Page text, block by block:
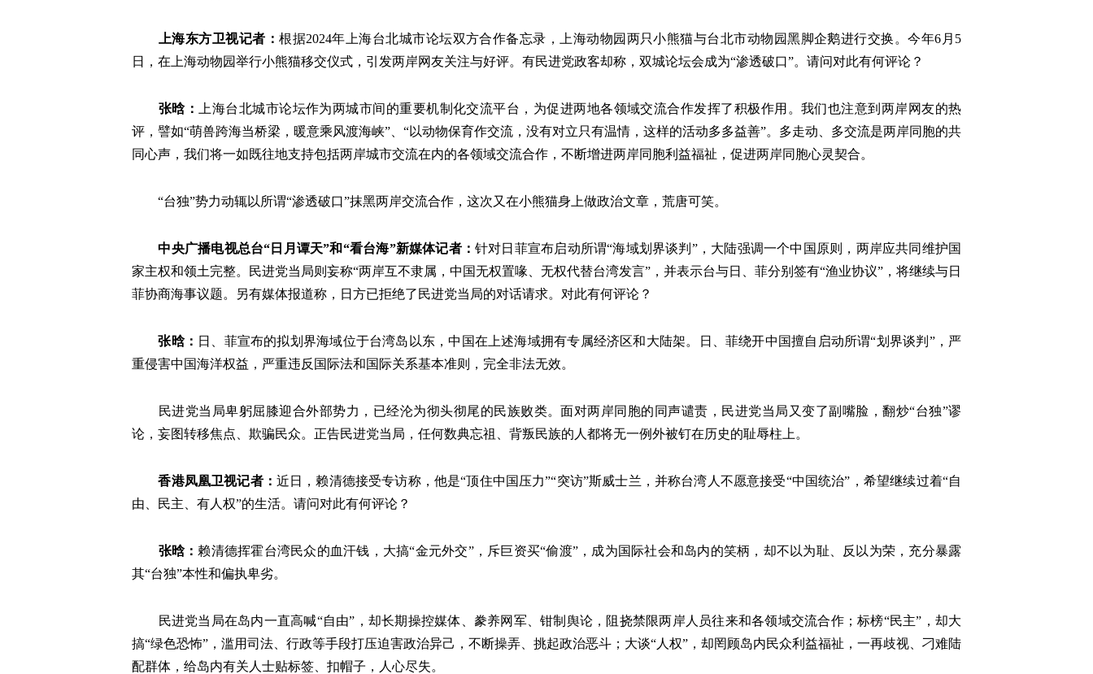
上海东方卫视记者：根据2024年上海台北城市论坛双方合作备忘录，上海动物园两只小熊猫与台北市动物园黑脚企鹅进行交换。今年6月5
日，在上海动物园举行小熊猫移交仪式，引发两岸网友关注与好评。有民进党政客却称，双城论坛会成为“渗透破口”。请问对此有何评论？
张晗：
上海台北城市论坛作为两城市间的重要机制化交流平台，为促进两地各领域交流合作发挥了积极作用。我们也注意到两岸网友的热
评，譬如“萌兽跨海当桥梁，暖意乘风渡海峡”、“以动物保育作交流，没有对立只有温情，这样的活动多多益善”。多走动、多交流是两岸同胞的共
同心声，我们将一如既往地支持包括两岸城市交流在内的各领域交流合作，不断增进两岸同胞利益福祉，促进两岸同胞心灵契合。
“台独”势力动辄以所谓“渗透破口”抹黑两岸交流合作，这次又在小熊猫身上做政治文章，荒唐可笑。
中央广播电视总台“日月谭天”和“看台海”新媒体记者：针对日菲宣布启动所谓“海域划界谈判”，大陆强调一个中国原则，两岸应共同维护国
家主权和领土完整。民进党当局则妄称“两岸互不隶属，中国无权置喙、无权代替台湾发言”，并表示台与日、菲分别签有“渔业协议”，将继续与日
菲协商海事议题。另有媒体报道称，日方已拒绝了民进党当局的对话请求。对此有何评论？
张晗： 日、菲宣布的拟划界海域位于台湾岛以东，中国在上述海域拥有专属经济区和大陆架。日、菲绕开中国擅自启动所谓“划界谈判”，严
重侵害中国海洋权益，严重违反国际法和国际关系基本准则，完全非法无效。
民进党当局卑躬屈膝迎合外部势力，已经沦为彻头彻尾的民族败类。面对两岸同胞的同声谴责，民进党当局又变了副嘴脸，翻炒“台独”谬
论，妄图转移焦点、欺骗民众。正告民进党当局，任何数典忘祖、背叛民族的人都将无一例外被钉在历史的耻辱柱上。
香港凤凰卫视记者： 近日，赖清德接受专访称，他是“顶住中国压力”“突访”斯威士兰，并称台湾人不愿意接受“中国统治”，希望继续过着“自
由、民主、有人权”的生活。请问对此有何评论？
张晗： 赖清德挥霍台湾民众的血汗钱，大搞“金元外交”，斥巨资买“偷渡”，成为国际社会和岛内的笑柄，却不以为耻、反以为荣，充分暴露
其“台独”本性和偏执卑劣。
民进党当局在岛内一直高喊“自由”，却长期操控媒体、豢养网军、钳制舆论，阻挠禁限两岸人员往来和各领域交流合作；标榜“民主”，却大
搞“绿色恐怖”，滥用司法、行政等手段打压迫害政治异己，不断操弄、挑起政治恶斗；大谈“人权”，却罔顾岛内民众利益福祉，一再歧视、刁难陆
配群体，给岛内有关人士贴标签、扣帽子，人心尽失。